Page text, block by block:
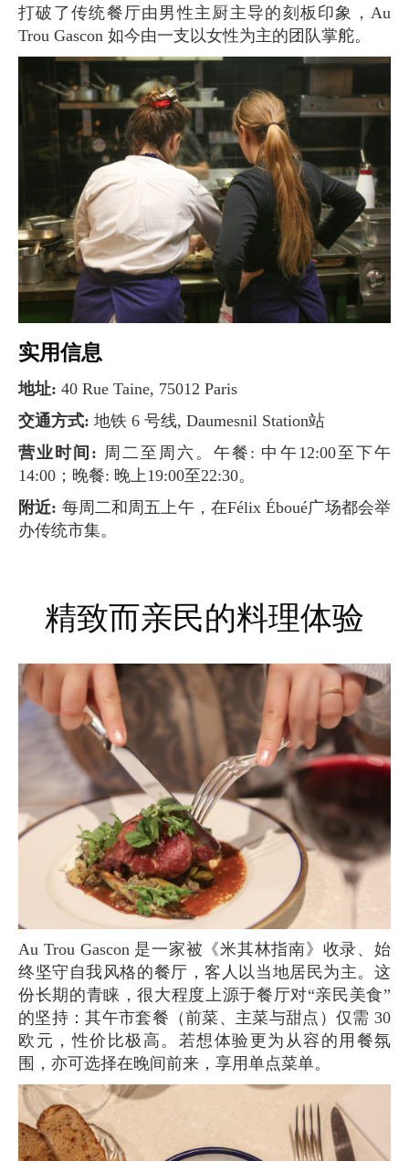
打破了传统餐厅由男性主厨主导的刻板印象，Au
Trou Gascon 如今由一支以女性为主的团队掌舵。
实用信息
地址: 40 Rue Taine, 75012 Paris
交通方式: 地铁 6 号线, Daumesnil Station站
营业时间: 周二至周六。午餐: 中午12:00至下午
14:00；晚餐: 晚上19:00至22:30。
附近: 每周二和周五上午，在Félix Éboué广场都会举
办传统市集。
精致而亲民的料理体验
Au Trou Gascon 是一家被《米其林指南》收录、始
终坚守自我风格的餐厅，客人以当地居民为主。这
份长期的青睐，很大程度上源于餐厅对“亲民美食”
的坚持：其午市套餐（前菜、主菜与甜点）仅需 30
欧元，性价比极高。若想体验更为从容的用餐氛
围，亦可选择在晚间前来，享用单点菜单。